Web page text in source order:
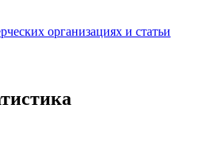
организациях и статьи